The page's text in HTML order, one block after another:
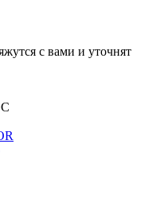
с вами и уточнят